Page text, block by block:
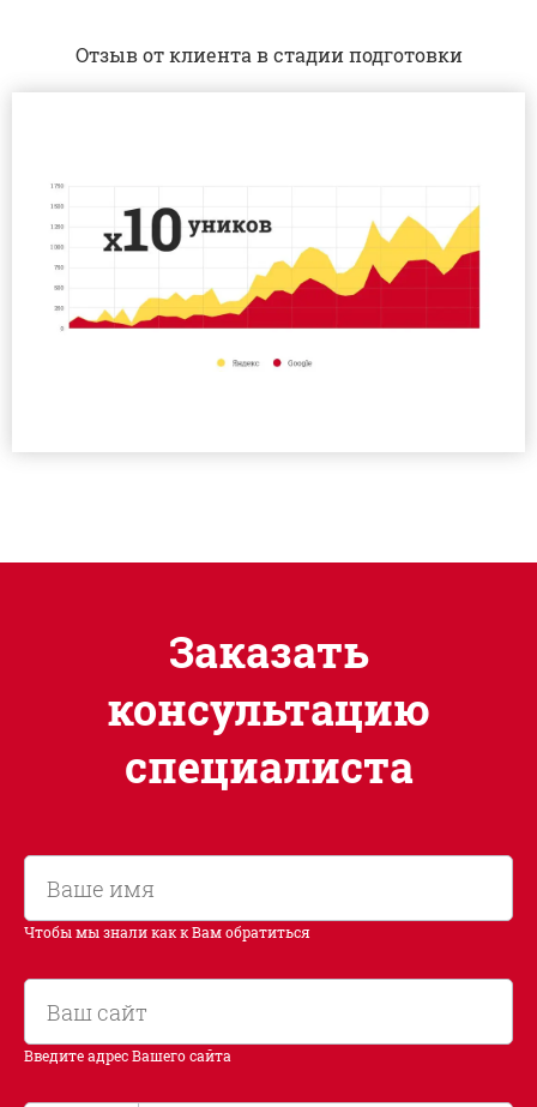
Отзыв от клиента в стадии подготовки
Заказать
консультацию
специалиста
Чтобы мы знали как к Вам обратиться
Введите адрес Вашего сайта